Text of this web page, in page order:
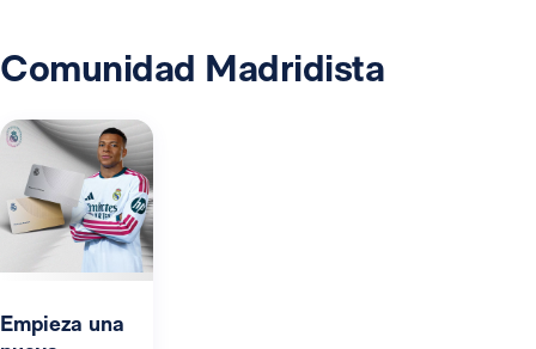
Comunidad Madridista
Empieza una